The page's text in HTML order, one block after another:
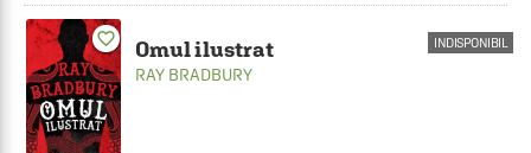
favorite_border Omul ilustrat
RAY BRADBURY
INDISPONIBIL